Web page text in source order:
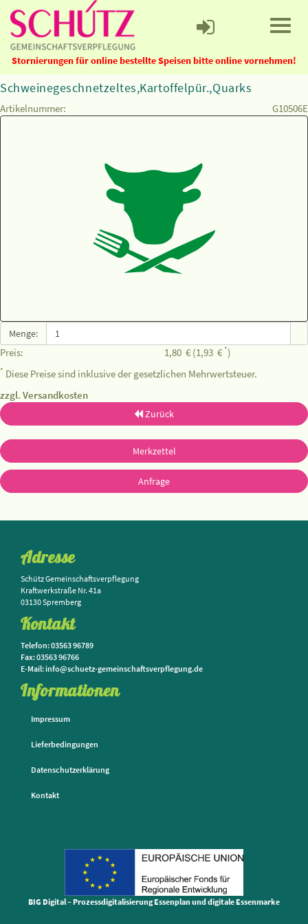
Stornierungen für online bestellte Speisen bitte online vornehmen!
Schweinegeschnetzeltes,Kartoffelpür.,Quarks
Artikelnummer: G10506E
Menge:
Preis: 1,80 € (1,93 € *)
* Diese Preise sind inklusive der gesetzlichen Mehrwertsteuer.
zzgl. Versandkosten
Zurück
Merkzettel
Anfrage
Adresse
Schütz Gemeinschaftsverpflegung
Kraftwerkstraße Nr. 41a
03130 Spremberg
Kontakt
Telefon: 03563 96789
Fax: 03563 96766
E-Mail: info@schuetz-gemeinschaftsverpflegung.de
Informationen
Impressum
Lieferbedingungen
Datenschutzerklärung
Kontakt
BIG Digital – Prozessdigitalisierung Essenplan und digitale Essenmarke